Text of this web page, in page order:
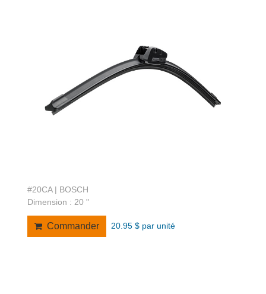
#20CA | BOSCH
Dimension : 20 "
Commander 20.95 $ par unité